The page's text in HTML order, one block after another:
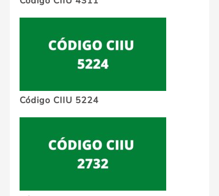
Código CIIU 5224